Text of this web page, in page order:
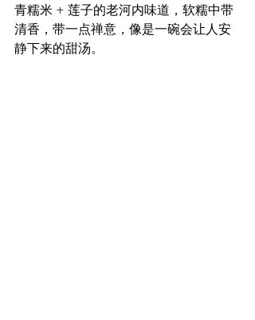
青糯米 + 莲子的老河内味道，软糯中带
清香，带一点禅意，像是一碗会让人安
静下来的甜汤。